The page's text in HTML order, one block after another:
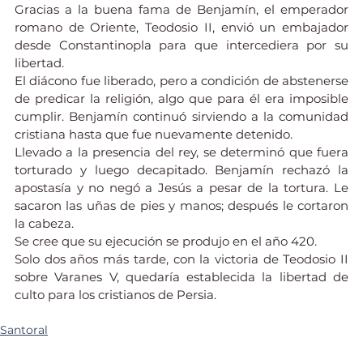
Gracias a la buena fama de Benjamín, el emperador
romano de Oriente, Teodosio II, envió un embajador
desde Constantinopla para que intercediera por su
libertad.
El diácono fue liberado, pero a condición de abstenerse
de predicar la religión, algo que para él era imposible
cumplir. Benjamín continuó sirviendo a la comunidad
cristiana hasta que fue nuevamente detenido.
Llevado a la presencia del rey, se determinó que fuera
torturado y luego decapitado. Benjamín rechazó la
apostasía y no negó a Jesús a pesar de la tortura. Le
sacaron las uñas de pies y manos; después le cortaron
la cabeza.
Se cree que su ejecución se produjo en el año 420.
Solo dos años más tarde, con la victoria de Teodosio II
sobre Varanes V, quedaría establecida la libertad de
culto para los cristianos de Persia.
Santoral